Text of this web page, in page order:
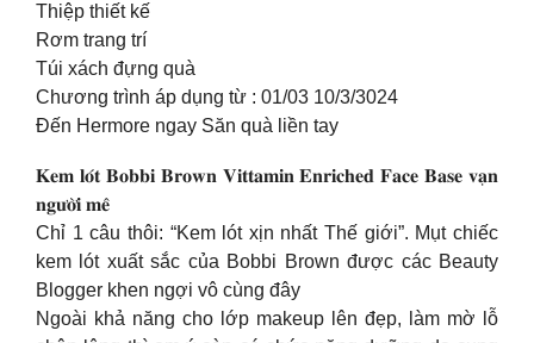
Thiệp thiết kế
Rơm trang trí
Túi xách đựng quà
Chương trình áp dụng từ : 01/03 10/3/3024
Đến Hermore ngay Săn quà liền tay
𝐊𝐞𝐦 𝐥𝐨́𝐭 𝐁𝐨𝐛𝐛𝐢 𝐁𝐫𝐨𝐰𝐧 𝐕𝐢𝐭𝐭𝐚𝐦𝐢𝐧 𝐄𝐧𝐫𝐢𝐜𝐡𝐞𝐝 𝐅𝐚𝐜𝐞 𝐁𝐚𝐬𝐞 𝐯𝐚̣𝐧
𝐧𝐠𝐮̛𝐨̛̀𝐢 𝐦𝐞̂
Chỉ 1 câu thôi: “Kem lót xịn nhất Thế giới”. Mụt chiếc
kem lót xuất sắc của Bobbi Brown được các Beauty
Blogger khen ngợi vô cùng đây
Ngoài khả năng cho lớp makeup lên đẹp, làm mờ lỗ